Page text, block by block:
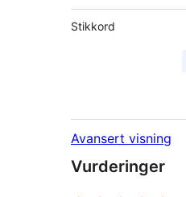
Stikkord
Avansert visning
Vurderinger